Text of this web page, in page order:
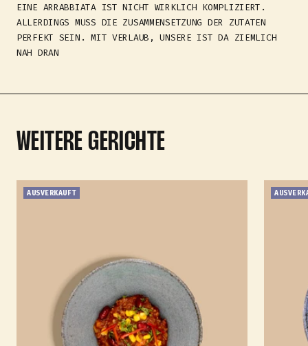
EINE ARRABBIATA IST NICHT WIRKLICH KOMPLIZIERT.
ALLERDINGS MUSS DIE ZUSAMMENSETZUNG DER ZUTATEN
PERFEKT SEIN. MIT VERLAUB, UNSERE IST DA ZIEMLICH
NAH DRAN
WEITERE GERICHTE
AUSVERKAUFT